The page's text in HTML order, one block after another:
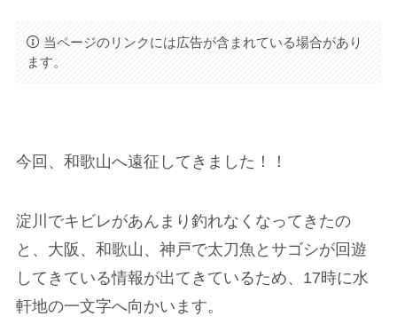
当ページのリンクには広告が含まれている場合があり
ます。
今回、和歌山へ遠征してきました！！
淀川でキビレがあんまり釣れなくなってきたの
と、大阪、和歌山、神戸で太刀魚とサゴシが回遊
してきている情報が出てきているため、17時に水
軒地の一文字へ向かいます。